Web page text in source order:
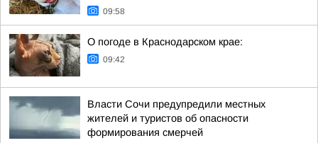
09:58
О погоде в Краснодарском крае:
09:42
Власти Сочи предупредили местных
жителей и туристов об опасности
формирования смерчей